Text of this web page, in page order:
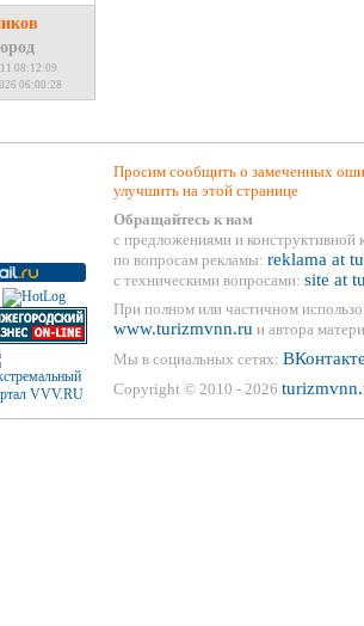
08:12:09
06:00:28
Просим сообщить о замеченных
улучшить на этой странице
Обращайтесь к нам
с предложениями и конструктивной
по вопросам рекламы: reklama at
с техническими вопросами: site at
При полном или частичном
www.turizmvnn.ru и автора
Мы в социальных сетях:
Copyright © 2010 - 2026